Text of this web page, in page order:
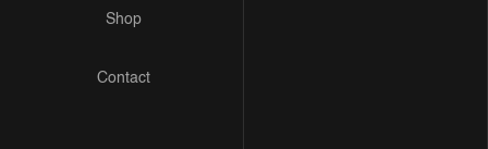
Shop
Contact